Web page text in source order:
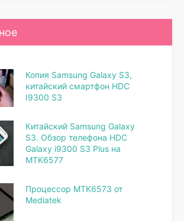
Копия Samsung Galaxy S3,
китайский смартфон HDC
I9300 S3
Китайский Samsung Galaxy
S3. Обзор телефона HDC
Galaxy i9300 S3 Plus на
MTK6577
Процессор MTK6573 от
Mediatek